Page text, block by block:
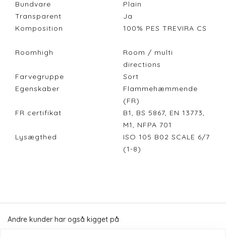
Bundvare
Plain
Transparent
Ja
Komposition
100% PES TREVIRA CS
Roomhigh
Room / multi
directions
Farvegruppe
Sort
Egenskaber
Flammehæmmende
(FR)
FR certifikat
B1, BS 5867, EN 13773,
M1, NFPA 701
Lysægthed
ISO 105 B02 SCALE 6/7
(1-8)
Andre kunder har også kigget på